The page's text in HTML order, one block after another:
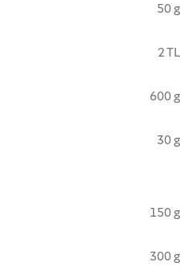
50 g
2 TL
600 g
30 g
150 g
300 g